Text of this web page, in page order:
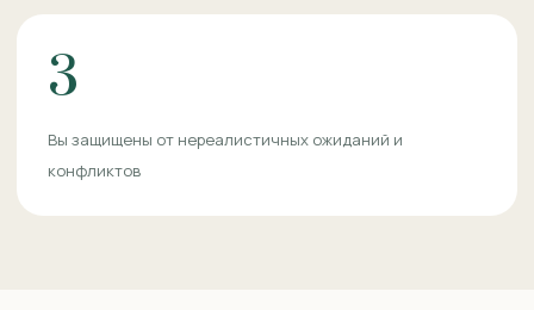
3
Вы защищены от нереалистичных ожиданий и
конфликтов